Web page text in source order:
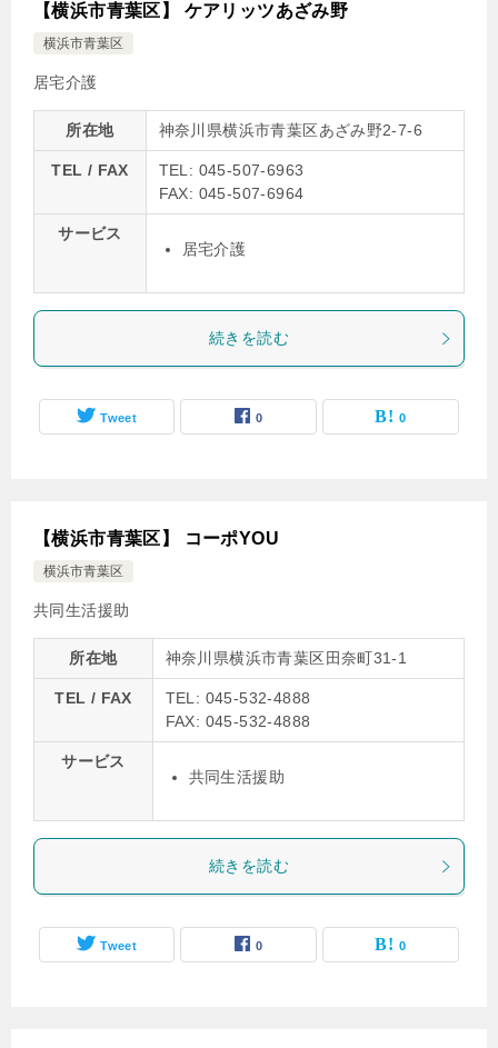
【横浜市青葉区】 ケアリッツあざみ野
横浜市青葉区
居宅介護
所在地 神奈川県横浜市青葉区あざみ野2-7-6
TEL / FAX
TEL: 045-507-6963
FAX: 045-507-6964
サービス
居宅介護
続きを読む
Tweet 0 0
【横浜市青葉区】 コーポYOU
横浜市青葉区
共同生活援助
所在地 神奈川県横浜市青葉区田奈町31-1
TEL / FAX
TEL: 045-532-4888
FAX: 045-532-4888
サービス
共同生活援助
続きを読む
Tweet 0 0